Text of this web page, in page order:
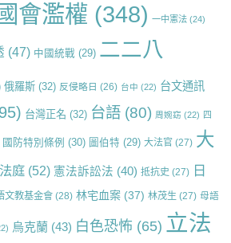
會濫權 (348) 一中憲法 (24)
(47) 中國統戰 (29) 二二八
俄羅斯 (32) 反侵略日 (26) 台中 (22) 台文通訊
台灣正名 (32) 台語 (80) 周婉窈 (22) 四
國防特別條例 (30) 圖伯特 (29) 大法官 (27) 大
庭 (52) 憲法訴訟法 (40) 抵抗史 (27) 日
文教基金會 (28) 林宅血案 (37) 林茂生 (27) 母語
烏克蘭 (43) 白色恐怖 (65) 立法